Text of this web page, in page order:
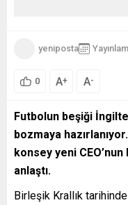
yeniposta
0 A+ A-
Futbolun beşiği
bozmaya
konsey yeni
anlaştı.
Birleşik Krallık